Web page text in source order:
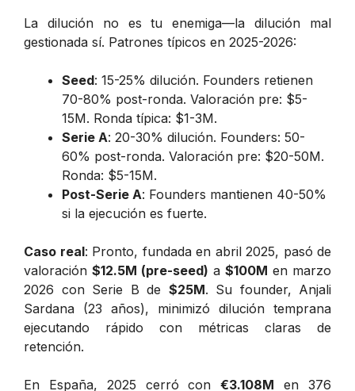
La dilución no es tu enemiga—la dilución mal
gestionada sí. Patrones típicos en 2025-2026:
Seed: 15-25% dilución. Founders retienen
70-80% post-ronda. Valoración pre: $5-
15M. Ronda típica: $1-3M.
Serie A: 20-30% dilución. Founders: 50-
60% post-ronda. Valoración pre: $20-50M.
Ronda: $5-15M.
Post-Serie A: Founders mantienen 40-50%
si la ejecución es fuerte.
Caso real: Pronto, fundada en abril 2025, pasó de
valoración $12.5M (pre-seed) a $100M en marzo
2026 con Serie B de $25M. Su founder, Anjali
Sardana (23 años), minimizó dilución temprana
ejecutando rápido con métricas claras de
retención.
En España, 2025 cerró con€3.108M en 376